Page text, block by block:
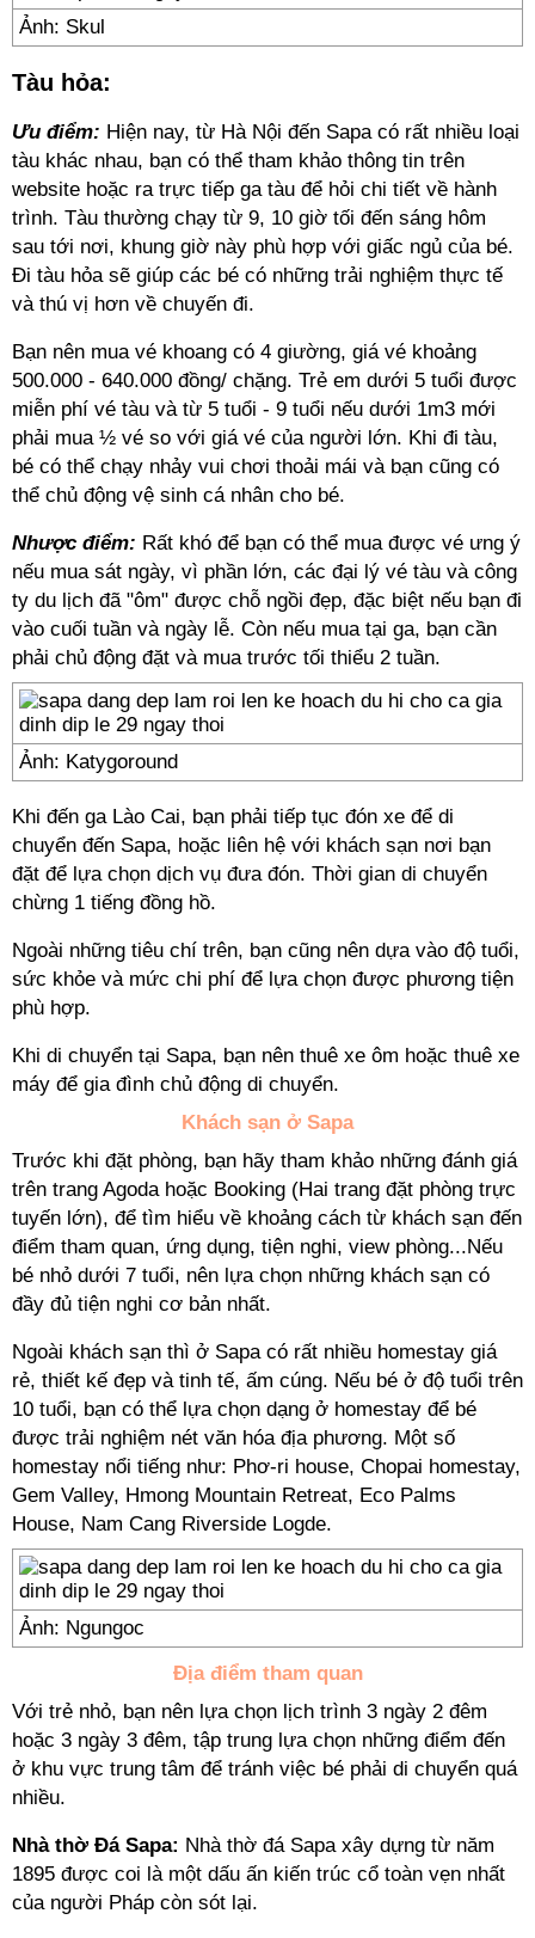
Ảnh: Skul
Tàu hỏa:
Ưu điểm: Hiện nay, từ Hà Nội đến Sapa có rất nhiều loại
tàu khác nhau, bạn có thể tham khảo thông tin trên
website hoặc ra trực tiếp ga tàu để hỏi chi tiết về hành
trình. Tàu thường chạy từ 9, 10 giờ tối đến sáng hôm
sau tới nơi, khung giờ này phù hợp với giấc ngủ của bé.
Đi tàu hỏa sẽ giúp các bé có những trải nghiệm thực tế
và thú vị hơn về chuyến đi.
Bạn nên mua vé khoang có 4 giường, giá vé khoảng
500.000 - 640.000 đồng/ chặng. Trẻ em dưới 5 tuổi được
miễn phí vé tàu và từ 5 tuổi - 9 tuổi nếu dưới 1m3 mới
phải mua ½ vé so với giá vé của người lớn. Khi đi tàu,
bé có thể chạy nhảy vui chơi thoải mái và bạn cũng có
thể chủ động vệ sinh cá nhân cho bé.
Nhược điểm: Rất khó để bạn có thể mua được vé ưng ý
nếu mua sát ngày, vì phần lớn, các đại lý vé tàu và công
ty du lịch đã "ôm" được chỗ ngồi đẹp, đặc biệt nếu bạn đi
vào cuối tuần và ngày lễ. Còn nếu mua tại ga, bạn cần
phải chủ động đặt và mua trước tối thiểu 2 tuần.
Ảnh: Katygoround
Khi đến ga Lào Cai, bạn phải tiếp tục đón xe để di
chuyển đến Sapa, hoặc liên hệ với khách sạn nơi bạn
đặt để lựa chọn dịch vụ đưa đón. Thời gian di chuyển
chừng 1 tiếng đồng hồ.
Ngoài những tiêu chí trên, bạn cũng nên dựa vào độ tuổi,
sức khỏe và mức chi phí để lựa chọn được phương tiện
phù hợp.
Khi di chuyển tại Sapa, bạn nên thuê xe ôm hoặc thuê xe
máy để gia đình chủ động di chuyển.
Khách sạn ở Sapa
Trước khi đặt phòng, bạn hãy tham khảo những đánh giá
trên trang Agoda hoặc Booking (Hai trang đặt phòng trực
tuyến lớn), để tìm hiểu về khoảng cách từ khách sạn đến
điểm tham quan, ứng dụng, tiện nghi, view phòng...Nếu
bé nhỏ dưới 7 tuổi, nên lựa chọn những khách sạn có
đầy đủ tiện nghi cơ bản nhất.
Ngoài khách sạn thì ở Sapa có rất nhiều homestay giá
rẻ, thiết kế đẹp và tinh tế, ấm cúng. Nếu bé ở độ tuổi trên
10 tuổi, bạn có thể lựa chọn dạng ở homestay để bé
được trải nghiệm nét văn hóa địa phương. Một số
homestay nổi tiếng như: Phơ-ri house, Chopai homestay,
Gem Valley, Hmong Mountain Retreat, Eco Palms
House, Nam Cang Riverside Logde.
Ảnh: Ngungoc
Địa điểm tham quan
Với trẻ nhỏ, bạn nên lựa chọn lịch trình 3 ngày 2 đêm
hoặc 3 ngày 3 đêm, tập trung lựa chọn những điểm đến
ở khu vực trung tâm để tránh việc bé phải di chuyển quá
nhiều.
Nhà thờ Đá Sapa: Nhà thờ đá Sapa xây dựng từ năm
1895 được coi là một dấu ấn kiến trúc cổ toàn vẹn nhất
của người Pháp còn sót lại.